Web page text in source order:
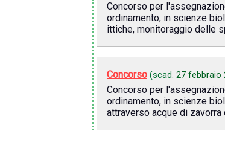
Concorso per
ordinamento, in scienze
ittiche, monitoraggio delle
Concorso (scad. 27 febbraio
Concorso per
ordinamento, in scienze
attraverso acque di